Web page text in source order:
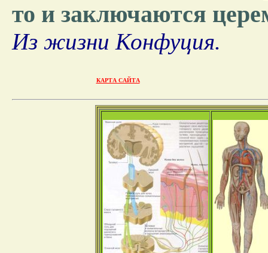
то и заключаются
Из жизни Конфуция.
КАРТА САЙТА